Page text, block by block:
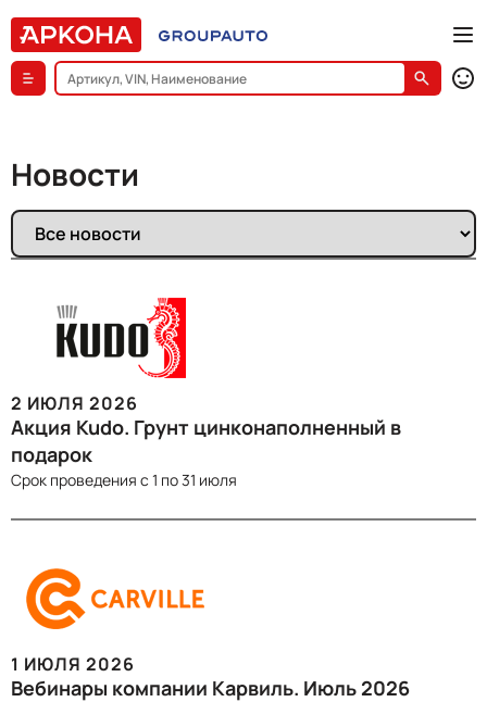
Новости
2 ИЮЛЯ 2026
Акция Kudo. Грунт цинконаполненный в
подарок
Срок проведения c 1 по 31 июля
1 ИЮЛЯ 2026
Вебинары компании Карвиль. Июль 2026